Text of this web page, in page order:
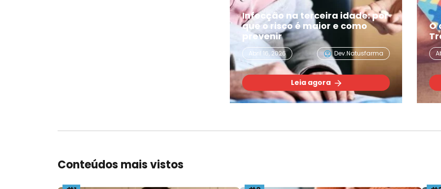
Infecção na terceira idade: por
que o risco é maior e como
prevenir
Abril 16, 2026 Dev.natusfarma
Leia agora
O
Abril 02,
Conteúdos mais vistos